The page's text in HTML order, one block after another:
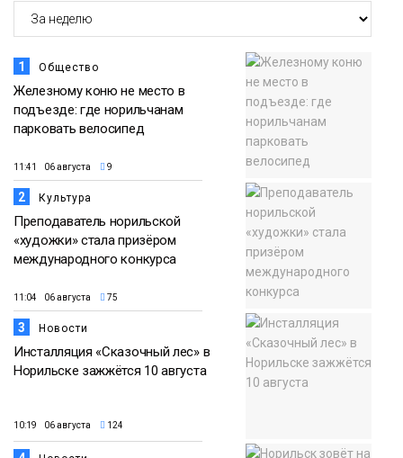
1 Общество
Железному коню не место в
подъезде: где норильчанам
парковать велосипед
11:41 06 августа 9
2 Культура
Преподаватель норильской
«художки» стала призёром
международного конкурса
11:04 06 августа 75
3 Новости
Инсталляция «Сказочный лес» в
Норильске зажжётся 10 августа
10:19 06 августа 124